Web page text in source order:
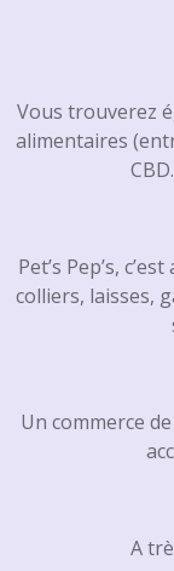
Vous trouverez
alimentaires
Pet’s Pep’s,
colliers, laisses,
Un commerce
A